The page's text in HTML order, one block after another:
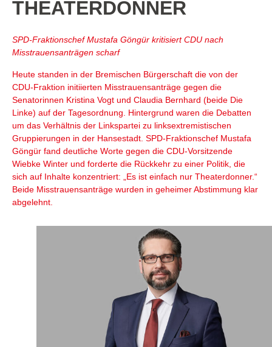
THEATERDONNER
SPD-Fraktionschef Mustafa Göngür kritisiert CDU nach
Misstrauensanträgen scharf
Heute standen in der Bremischen Bürgerschaft die von der
CDU-Fraktion initiierten Misstrauensanträge gegen die
Senatorinnen Kristina Vogt und Claudia Bernhard (beide Die
Linke) auf der Tagesordnung. Hintergrund waren die Debatten
um das Verhältnis der Linkspartei zu linksextremistischen
Gruppierungen in der Hansestadt. SPD-Fraktionschef Mustafa
Göngür fand deutliche Worte gegen die CDU-Vorsitzende
Wiebke Winter und forderte die Rückkehr zu einer Politik, die
sich auf Inhalte konzentriert: „Es ist einfach nur Theaterdonner.“
Beide Misstrauensanträge wurden in geheimer Abstimmung klar
abgelehnt.